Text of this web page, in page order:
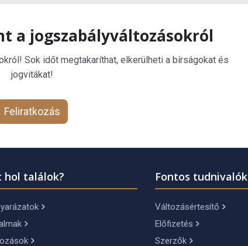
a jogszabályváltozásokról
Sok időt megtakaríthat, elkerülheti a bírságokat és
jogvitákat!
Feliratkozás
hol találok? Fontos tudnivalók
Változásértesítő
Előfizetés
Szerzők